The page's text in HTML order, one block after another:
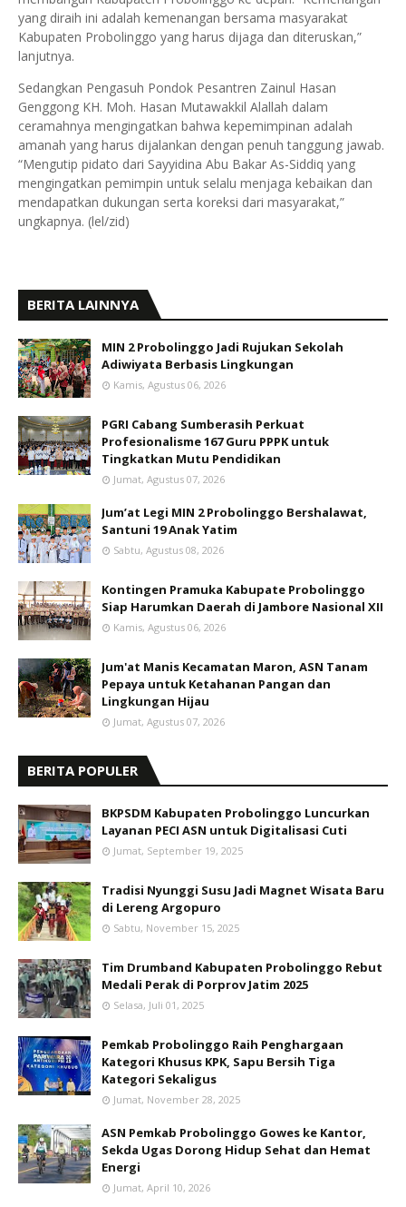
yang diraih ini adalah kemenangan bersama masyarakat
Kabupaten Probolinggo yang harus dijaga dan diteruskan,”
lanjutnya.
Sedangkan Pengasuh Pondok Pesantren Zainul Hasan
Genggong KH. Moh. Hasan Mutawakkil Alallah dalam
ceramahnya mengingatkan bahwa kepemimpinan adalah
amanah yang harus dijalankan dengan penuh tanggung jawab.
“Mengutip pidato dari Sayyidina Abu Bakar As-Siddiq yang
mengingatkan pemimpin untuk selalu menjaga kebaikan dan
mendapatkan dukungan serta koreksi dari masyarakat,”
ungkapnya. (lel/zid)
BERITA LAINNYA
MIN 2 Probolinggo Jadi Rujukan Sekolah
Adiwiyata Berbasis Lingkungan
Kamis, Agustus 06, 2026
PGRI Cabang Sumberasih Perkuat
Profesionalisme 167 Guru PPPK untuk
Tingkatkan Mutu Pendidikan
Jumat, Agustus 07, 2026
Jum’at Legi MIN 2 Probolinggo Bershalawat,
Santuni 19 Anak Yatim
Sabtu, Agustus 08, 2026
Kontingen Pramuka Kabupate Probolinggo
Siap Harumkan Daerah di Jambore Nasional XII
Kamis, Agustus 06, 2026
Jum'at Manis Kecamatan Maron, ASN Tanam
Pepaya untuk Ketahanan Pangan dan
Lingkungan Hijau
Jumat, Agustus 07, 2026
BERITA POPULER
BKPSDM Kabupaten Probolinggo Luncurkan
Layanan PECI ASN untuk Digitalisasi Cuti
Jumat, September 19, 2025
Tradisi Nyunggi Susu Jadi Magnet Wisata Baru
di Lereng Argopuro
Sabtu, November 15, 2025
Tim Drumband Kabupaten Probolinggo Rebut
Medali Perak di Porprov Jatim 2025
Selasa, Juli 01, 2025
Pemkab Probolinggo Raih Penghargaan
Kategori Khusus KPK, Sapu Bersih Tiga
Kategori Sekaligus
Jumat, November 28, 2025
ASN Pemkab Probolinggo Gowes ke Kantor,
Sekda Ugas Dorong Hidup Sehat dan Hemat
Energi
Jumat, April 10, 2026